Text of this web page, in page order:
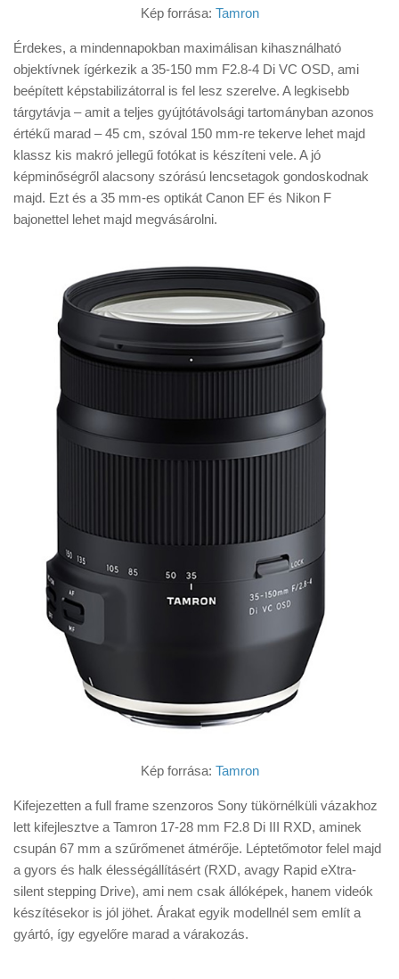
Kép forrása: Tamron
Érdekes, a mindennapokban maximálisan kihasználható
objektívnek ígérkezik a 35-150 mm F2.8-4 Di VC OSD, ami
beépített képstabilizátorral is fel lesz szerelve. A legkisebb
tárgytávja – amit a teljes gyújtótávolsági tartományban azonos
értékű marad – 45 cm, szóval 150 mm-re tekerve lehet majd
klassz kis makró jellegű fotókat is készíteni vele. A jó
képminőségről alacsony szórású lencsetagok gondoskodnak
majd. Ezt és a 35 mm-es optikát Canon EF és Nikon F
bajonettel lehet majd megvásárolni.
Kép forrása: Tamron
Kifejezetten a full frame szenzoros Sony tükörnélküli vázakhoz
lett kifejlesztve a Tamron 17-28 mm F2.8 Di III RXD, aminek
csupán 67 mm a szűrőmenet átmérője. Léptetőmotor felel majd
a gyors és halk élességállításért (RXD, avagy Rapid eXtra-
silent stepping Drive), ami nem csak állóképek, hanem videók
készítésekor is jól jöhet. Árakat egyik modellnél sem említ a
gyártó, így egyelőre marad a várakozás.